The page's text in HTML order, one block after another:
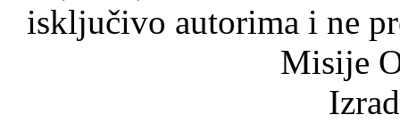
isključivo autorima i ne
Misije